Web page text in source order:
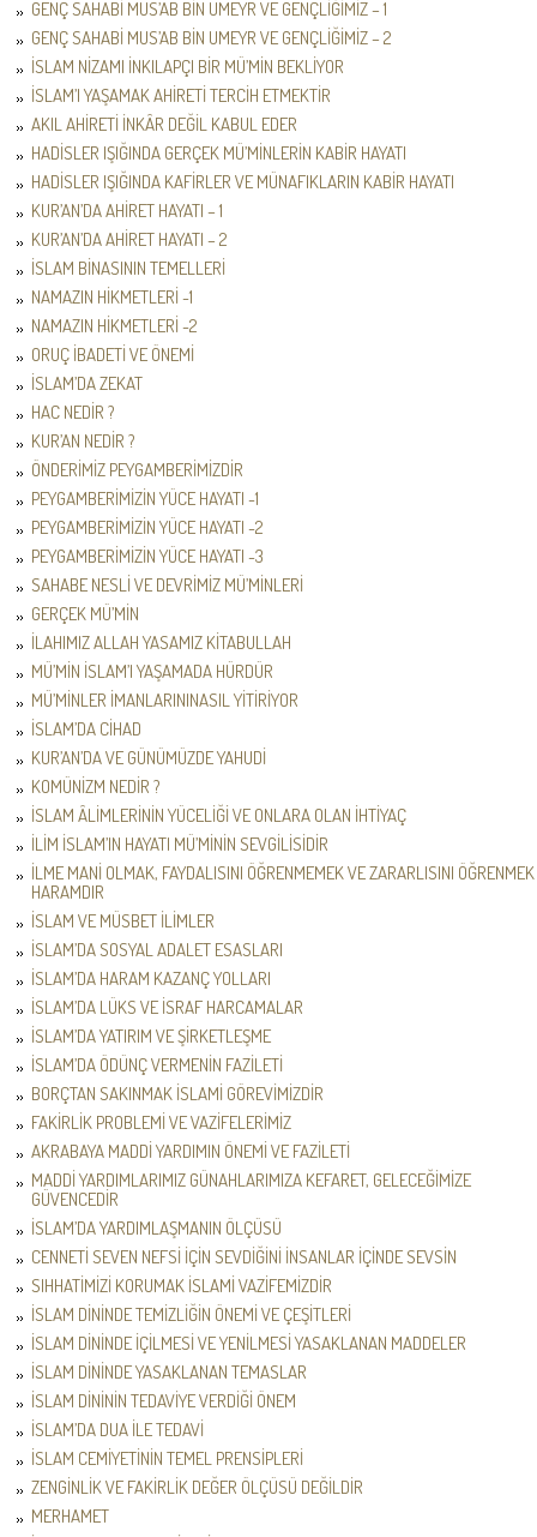
GENÇ SAHABİ MUS’AB BİN UMEYR VE GENÇLİĞİMİZ – 1
GENÇ SAHABİ MUS’AB BİN UMEYR VE GENÇLİĞİMİZ – 2
İSLAM NİZAMI İNKILAPÇI BİR MÜ’MİN BEKLİYOR
İSLAM’I YAŞAMAK AHİRETİ TERCİH ETMEKTİR
AKIL AHİRETİ İNKÂR DEĞİL KABUL EDER
HADİSLER IŞIĞINDA GERÇEK MÜ’MİNLERİN KABİR HAYATI
HADİSLER IŞIĞINDA KAFİRLER VE MÜNAFIKLARIN KABİR HAYATI
KUR’AN’DA AHİRET HAYATI – 1
KUR’AN’DA AHİRET HAYATI – 2
İSLAM BİNASININ TEMELLERİ
NAMAZIN HİKMETLERİ -1
NAMAZIN HİKMETLERİ -2
ORUÇ İBADETİ VE ÖNEMİ
İSLAM’DA ZEKAT
HAC NEDİR ?
KUR’AN NEDİR ?
ÖNDERİMİZ PEYGAMBERİMİZDİR
PEYGAMBERİMİZİN YÜCE HAYATI -1
PEYGAMBERİMİZİN YÜCE HAYATI -2
PEYGAMBERİMİZİN YÜCE HAYATI -3
SAHABE NESLİ VE DEVRİMİZ MÜ’MİNLERİ
GERÇEK MÜ’MİN
İLAHIMIZ ALLAH YASAMIZ KİTABULLAH
MÜ’MİN İSLAM’I YAŞAMADA HÜRDÜR
MÜ’MİNLER İMANLARININASIL YİTİRİYOR
İSLAM’DA CİHAD
KUR’AN’DA VE GÜNÜMÜZDE YAHUDİ
KOMÜNİZM NEDİR ?
İSLAM ÂLİMLERİNİN YÜCELİĞİ VE ONLARA OLAN İHTİYAÇ
İLİM İSLAM’IN HAYATI MÜ’MİNİN SEVGİLİSİDİR
İLME MANİ OLMAK, FAYDALISINI ÖĞRENMEMEK VE ZARARLISINI ÖĞRENMEK
HARAMDIR
İSLAM VE MÜSBET İLİMLER
İSLAM’DA SOSYAL ADALET ESASLARI
İSLAM’DA HARAM KAZANÇ YOLLARI
İSLAM’DA LÜKS VE İSRAF HARCAMALAR
İSLAM’DA YATIRIM VE ŞİRKETLEŞME
İSLAM’DA ÖDÜNÇ VERMENİN FAZİLETİ
BORÇTAN SAKINMAK İSLAMİ GÖREVİMİZDİR
FAKİRLİK PROBLEMİ VE VAZİFELERİMİZ
AKRABAYA MADDİ YARDIMIN ÖNEMİ VE FAZİLETİ
MADDİ YARDIMLARIMIZ GÜNAHLARIMIZA KEFARET, GELECEĞİMİZE
GÜVENCEDİR
İSLAM’DA YARDIMLAŞMANIN ÖLÇÜSÜ
CENNETİ SEVEN NEFSİ İÇİN SEVDİĞİNİ İNSANLAR İÇİNDE SEVSİN
SIHHATİMİZİ KORUMAK İSLAMİ VAZİFEMİZDİR
İSLAM DİNİNDE TEMİZLİĞİN ÖNEMİ VE ÇEŞİTLERİ
İSLAM DİNİNDE İÇİLMESİ VE YENİLMESİ YASAKLANAN MADDELER
İSLAM DİNİNDE YASAKLANAN TEMASLAR
İSLAM DİNİNİN TEDAVİYE VERDİĞİ ÖNEM
İSLAM’DA DUA İLE TEDAVİ
İSLAM CEMİYETİNİN TEMEL PRENSİPLERİ
ZENGİNLİK VE FAKİRLİK DEĞER ÖLÇÜSÜ DEĞİLDİR
MERHAMET